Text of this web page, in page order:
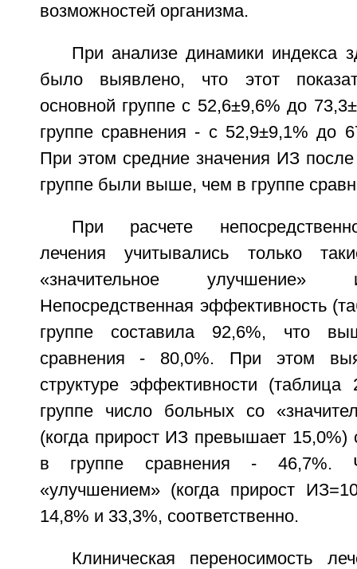
возможностей организма.
При анализе динамики индекса
было выявлено, что этот
основной группе с 52,6±9,6% до
группе сравнения - с 52,9±9,1% до
При этом средние значения ИЗ
группе были выше, чем в группе
При расчете
лечения учитывались только
«значительное улучшение»
Непосредственная эффективность
группе составила 92,6%, что
сравнения - 80,0%. При этом
структуре эффективности
группе число больных со
(когда прирост ИЗ превышает 15,0%)
в группе сравнения - 46,7%.
«улучшением» (когда прирост
14,8% и 33,3%, соответственно.
Клиническая переносимость